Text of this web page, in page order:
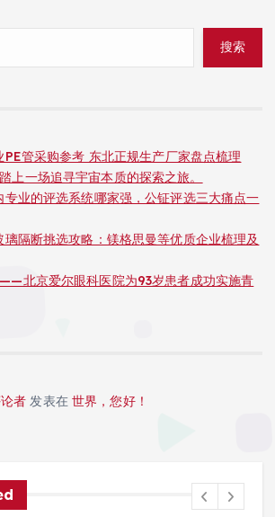
搜索
管采购参考 东北正规生产厂家盘点梳理
上一场追寻宇宙本质的探索之旅。
业的评选系统哪家强，公钲评选三大痛点一
隔断挑选攻略：镁格思曼等优质企业梳理及
北京爱尔眼科医院为93岁患者成功实施青
者 发表在世界，您好！